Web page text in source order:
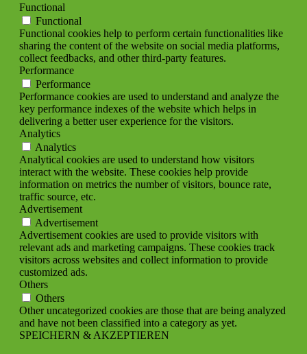
Functional
Functional
Functional cookies help to perform certain functionalities like
sharing the content of the website on social media platforms,
collect feedbacks, and other third-party features.
Performance
Performance
Performance cookies are used to understand and analyze the
key performance indexes of the website which helps in
delivering a better user experience for the visitors.
Analytics
Analytics
Analytical cookies are used to understand how visitors
interact with the website. These cookies help provide
information on metrics the number of visitors, bounce rate,
traffic source, etc.
Advertisement
Advertisement
Advertisement cookies are used to provide visitors with
relevant ads and marketing campaigns. These cookies track
visitors across websites and collect information to provide
customized ads.
Others
Others
Other uncategorized cookies are those that are being analyzed
and have not been classified into a category as yet.
SPEICHERN & AKZEPTIEREN